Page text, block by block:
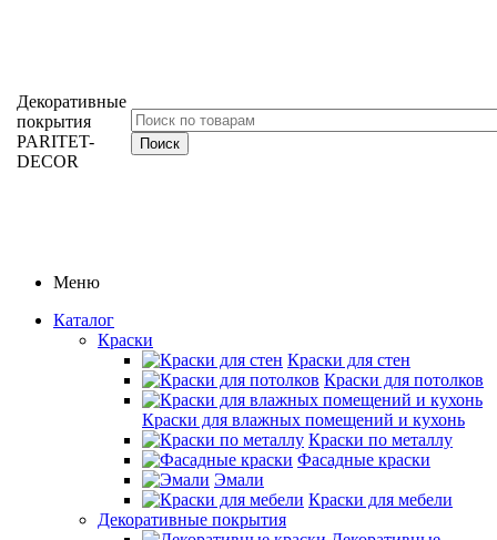
Декоративные
покрытия
PARITET-
DECOR
Меню
Каталог
Краски
Краски для стен
Краски для потолков
Краски для влажных помещений и кухонь
Краски по металлу
Фасадные краски
Эмали
Краски для мебели
Декоративные покрытия